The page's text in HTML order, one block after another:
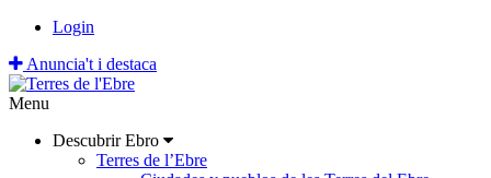
Login
Anuncia't i destaca
Menu
Descubrir Ebro
Terres de l’Ebre